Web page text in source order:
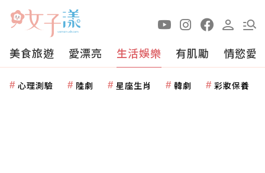
美食旅遊 愛漂亮 生活娛樂 有肌勵 情慾愛
心理測驗 陸劇 星座生肖 韓劇 彩妝保養